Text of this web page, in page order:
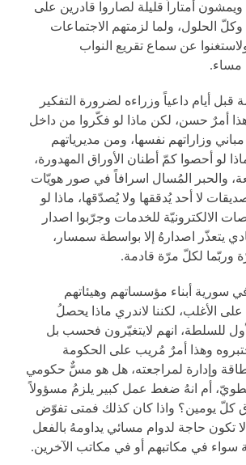
أمتاراً قليلة لصاروا قادرين على
الحلول، ولما لزمتهم الاجتماعات
ولاستغنوا عن سماع تقريع النواب
مساء.
أيام داعياً وزراءه لضرورة التفكير
أمرٌ حسن، لكن ماذا لو فكّروا من داخل
وزاراتهم نفسها، ومن مديرياتهم
ماذا لو أحصوا كمّ أطنان الأوراق المهدورة،
والحبر المُسال اسرافاً في صور هويّات
لا أحد يُدققها ولا يُصدّقها، ماذا لو
الالكترونيّة للخدمات وجرّبوا اصدار
يتعذّر اصدارهُ إلا بواسطة سمسار،
وربّما لكلّ مرّة قادمة.
سورية أبناء مؤسساتهم وهيئاتهم
الأغلب، لكننا لاندري ماذا يحصلُ
للسلطة، انهم لايتغيّرون فحسب بل
وهذا أمرٌ مُريب على الحكومة
طاقة وإدارة لمراجعته، هل هو مسٌّ حكومي
أم انهُ ضغط عمل كبير يلزمُ مسؤولاً
كلّ يومين؟ واذا كان كذلك فمتى تفوّض
تكون حاجة لدوام مسائي يداومهُ بالفعل
سواء في مكاتبهم أو في مكاتب الآخرين.